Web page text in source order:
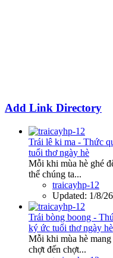
Add Link Directory
Trái lê ki ma - Thức
tuổi thơ ngày hè
Mỗi khi mùa hè ghé
thể chúng ta...
traicayhp-12
Updated: 1/8/26
Trái bòng boong -
ký ức tuổi thơ ngày hè
Mỗi khi mùa hè
chợt đến chợt...